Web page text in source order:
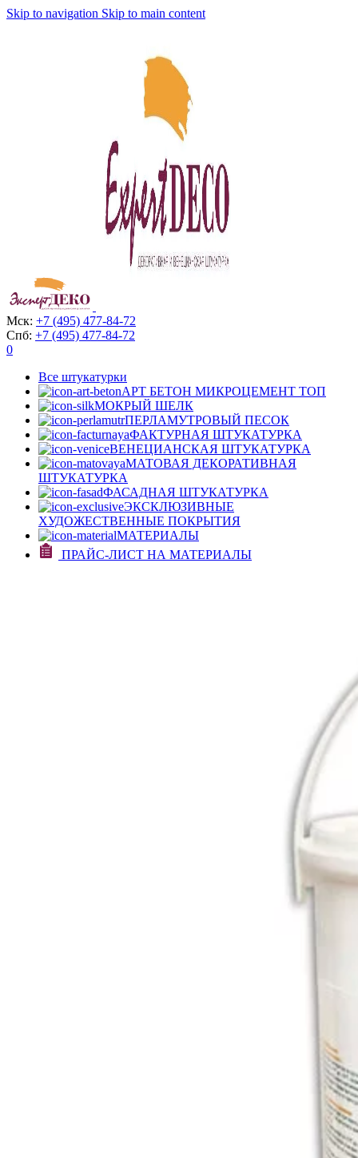
Skip to navigation Skip to main content
Мск: +7 (495) 477-84-72
Спб: +7 (495) 477-84-72
0
Все штукатурки
АРТ БЕТОН МИКРОЦЕМЕНТ ТОП
МОКРЫЙ ШЕЛК
ПЕРЛАМУТРОВЫЙ ПЕСОК
ФАКТУРНАЯ ШТУКАТУРКА
ВЕНЕЦИАНСКАЯ ШТУКАТУРКА
МАТОВАЯ ДЕКОРАТИВНАЯ
ШТУКАТУРКА
ФАСАДНАЯ ШТУКАТУРКА
ЭКСКЛЮЗИВНЫЕ
ХУДОЖЕСТВЕННЫЕ ПОКРЫТИЯ
МАТЕРИАЛЫ
ПРАЙС-ЛИСТ НА МАТЕРИАЛЫ